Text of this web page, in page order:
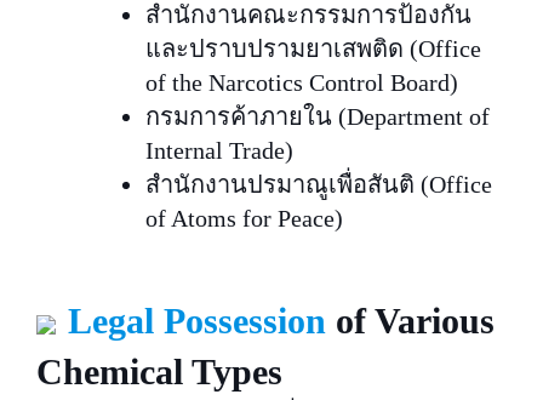
สำนักงานคณะกรรมการป้องกัน
และปราบปรามยาเสพติด (Office
of the Narcotics Control Board)
กรมการค้าภายใน (Department of
Internal Trade)
สำนักงานปรมาณูเพื่อสันติ (Office
of Atoms for Peace)
Legal Possession of Various
Chemical Types